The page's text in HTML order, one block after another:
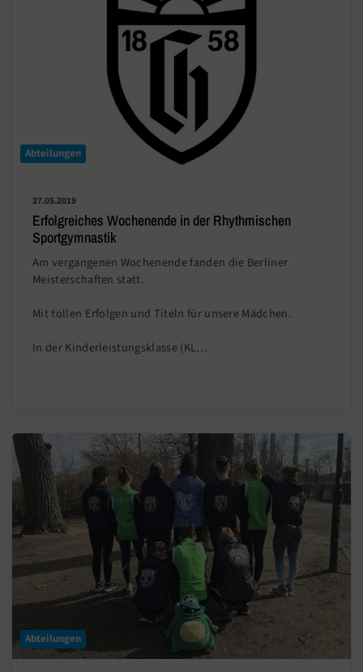
Abteilungen
27.05.2019
Erfolgreiches Wochenende in der Rhythmischen
Sportgymnastik
Am vergangenen Wochenende fanden die Berliner
Meisterschaften statt.
Mit tollen Erfolgen und Titeln für unsere Mädchen.
In der Kinderleistungsklasse (KL…
Abteilungen